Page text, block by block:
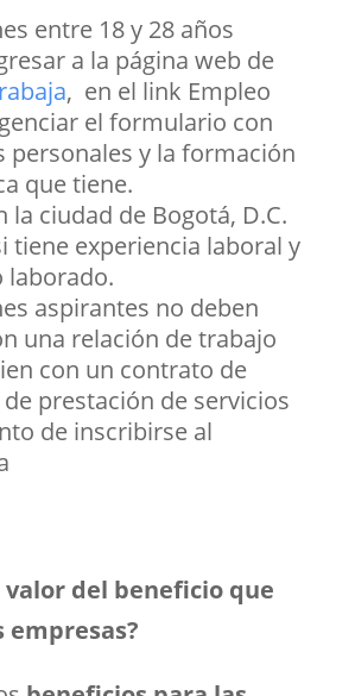
entre 18 y 28 años
a la página web de
, en el link Empleo
el formulario con
personales y la formación
que tiene.
la ciudad de Bogotá, D.C.
tiene experiencia laboral y
laborado.
aspirantes no deben
una relación de trabajo
con un contrato de
prestación de servicios
de inscribirse al
valor del beneficio que
empresas?